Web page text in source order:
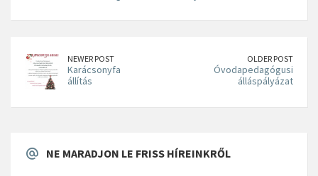
NEWER POST
Karácsonyfa
állítás
OLDER POST
Óvodapedagógusi
álláspályázat
NE MARADJON LE FRISS HÍREINKRŐL